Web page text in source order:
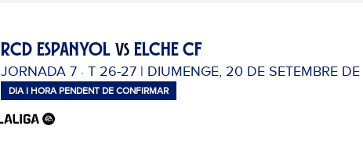
RCD ESPANYOLVS ELCHE CF
JORNADA 7 · T 26-27 | DIUMENGE, 20 DE SETEMBRE
DIA I HORA PENDENT DE CONFIRMAR